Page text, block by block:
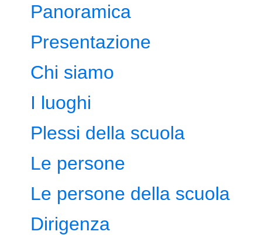
Panoramica
Presentazione
Chi siamo
I luoghi
Plessi della scuola
Le persone
Le persone della scuola
Dirigenza